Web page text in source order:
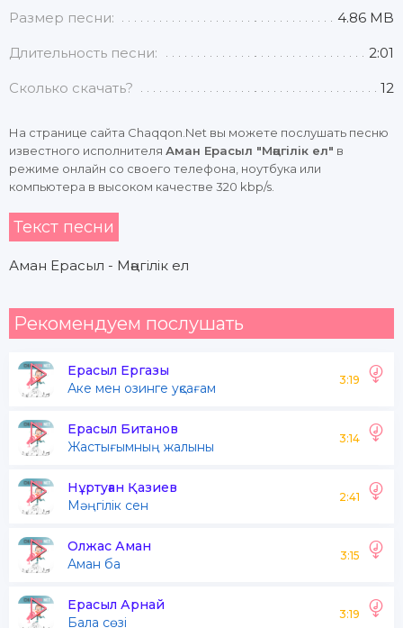
Размер песни: 4.86 MB
Длительность песни: 2:01
Сколько скачать? 12
На странице сайта Chaqqon.Net вы можете послушать песню
известного исполнителя Аман Ерасыл "Мәңгілік ел" в
режиме онлайн со своего телефона, ноутбука или
компьютера в высоком качестве 320 kbp/s.
Текст песни
Аман Ерасыл - Мәңгілік ел
Рекомендуем послушать
Ерасыл Ергазы
Аке мен озинге уқсағам
3:19
Ерасыл Битанов
Жастығымның жалыны
3:14
Нұртуған Қазиев
Мәңгілік сен
2:41
Олжас Аман
Аман ба
3:15
Ерасыл Арнай
Бала сөзі
3:19